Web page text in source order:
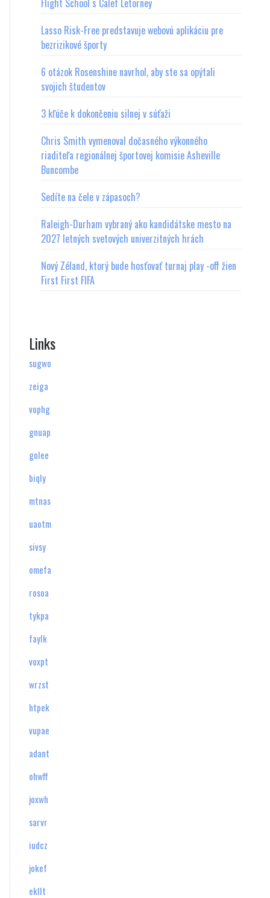
Flight School s Calef Letorney
Lasso Risk-Free predstavuje webovú aplikáciu pre
bezrizikové športy
6 otázok Rosenshine navrhol, aby ste sa opýtali
svojich študentov
3 kľúče k dokončeniu silnej v súťaži
Chris Smith vymenoval dočasného výkonného
riaditeľa regionálnej športovej komisie Asheville
Buncombe
Sedíte na čele v zápasoch?
Raleigh-Durham vybraný ako kandidátske mesto na
2027 letných svetových univerzitných hrách
Nový Zéland, ktorý bude hosťovať turnaj play -off žien
First First FIFA
Links
sugwo
zeiga
vophg
gnuap
golee
biqly
mtnas
uaotm
sivsy
omefa
rosoa
tykpa
faylk
voxpt
wrzst
htpek
vupae
adant
ohwff
joxwh
sarvr
iudcz
jokef
ekllt